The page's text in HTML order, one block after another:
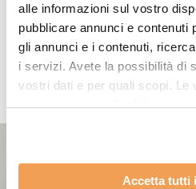
alle informazioni sul vostro
pubblicare annunci e contenuti
gli annunci e i contenuti,
i servizi. Avete la possibilità di
vostri dati e per quali scopi. Le
privacy sono applicabili solo
modificare o revocare il proprio
momento dalla Dichiarazione
sull'icona di attivazione della
Accetta tutti
Prodotti